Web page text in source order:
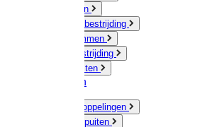
Drukspuiten
Ongediertebestrijding
Mollenklemmen
Onkruidbestrijding
Vliegenkasten
Meststoffen
Messing koppelingen
Gieters / Spuiten